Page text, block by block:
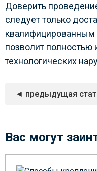
Доверить
следует только
позволит полностью
технологических
◄ предыдущая
Вас могут